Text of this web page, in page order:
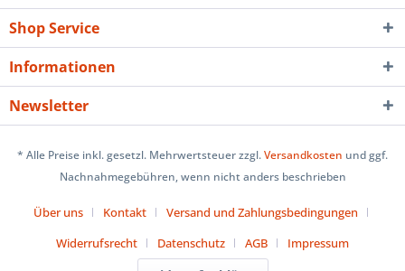
Shop Service
Informationen
Newsletter
* Alle Preise inkl. gesetzl. Mehrwertsteuer zzgl.Versandkosten und ggf.
Nachnahmegebühren, wenn nicht anders beschrieben
Über uns Kontakt
Versand und Zahlungsbedingungen
Widerrufsrecht
Datenschutz AGB Impressum